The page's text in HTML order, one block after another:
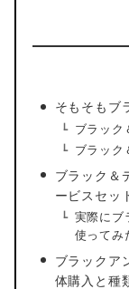
そもそもブ
ブラック
ブラック
ブラック＆
ービスセッ
実際にブ
使ってみ
ブラック
体購入と種